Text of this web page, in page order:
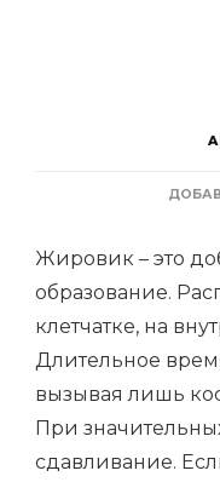
Жировик – это
образование.
клетчатке, на
Длительное
вызывая лишь
При
сдавливание.